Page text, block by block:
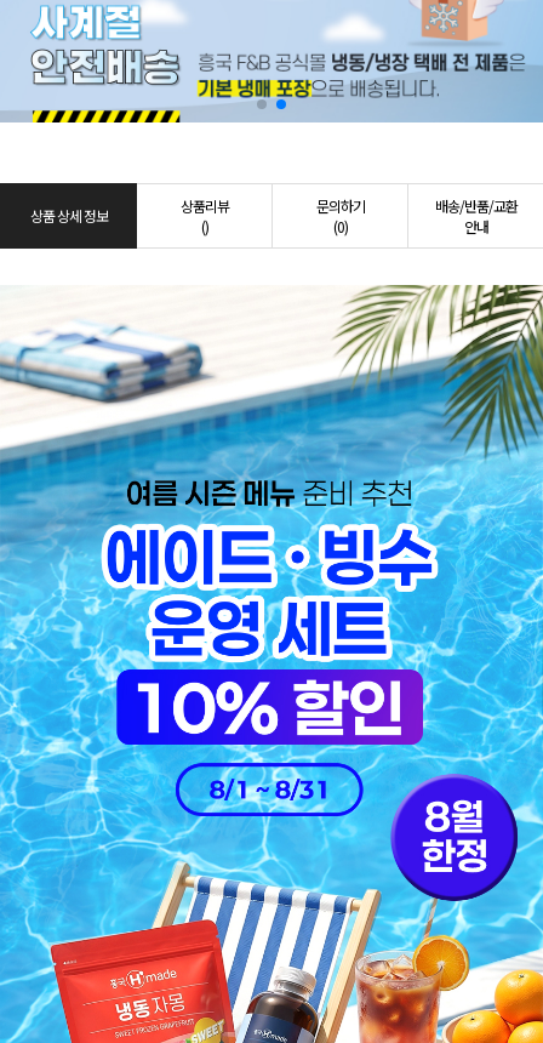
상품 상세 정보
상품리뷰
()
문의하기
(0)
배송/반품/교환
안내